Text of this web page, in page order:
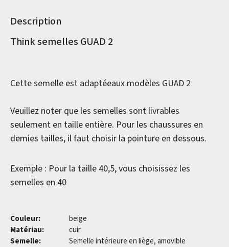
Description
Informations sur le produit
Think semelles GUAD 2
Cette semelle est adaptéeaux modèles GUAD 2
Veuillez noter que les semelles sont livrables
seulement en taille entière. Pour les chaussures en
demies tailles, il faut choisir la pointure en dessous.
Exemple : Pour la taille 40,5, vous choisissez les
semelles en 40
Couleur:
beige
Matériau:
cuir
Semelle:
Semelle intérieure en liège, amovible